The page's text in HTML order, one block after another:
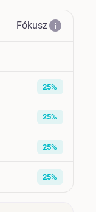
Fókuszinfo
25%
25%
25%
25%